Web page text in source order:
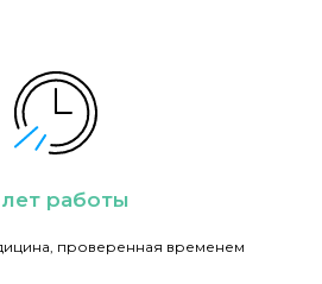
работы
проверенная временем